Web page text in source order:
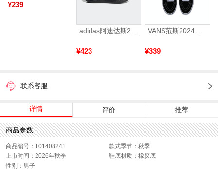
¥239
¥423 ¥339
联系客服
详情 评价 推荐
商品参数
商品编号：101408241
款式季节：秋季
上市时间：2026年秋季
鞋底材质：橡胶底
性别：男子